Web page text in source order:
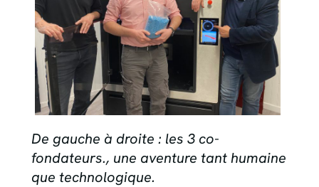
De gauche à droite : les 3 co-
fondateurs., une aventure tant humaine
que technologique.